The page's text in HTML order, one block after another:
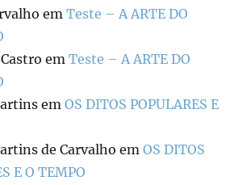
emTeste – A ARTE DO
emTeste – A ARTE DO
emOS DITOS POPULARES E
de Carvalho emOS DITOS
E O TEMPO